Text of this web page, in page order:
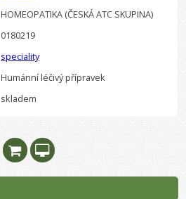
HOMEOPATIKA (ČESKÁ ATC SKUPINA)
0180219
speciality
Humánní léčivý přípravek
skladem